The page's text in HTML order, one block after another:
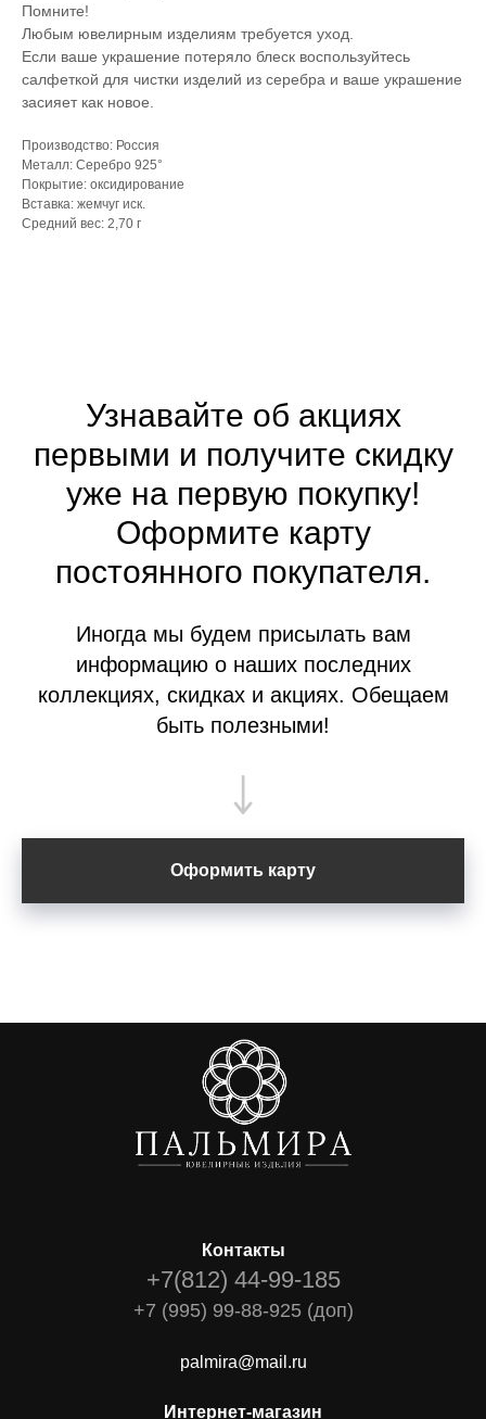
Помните!
Любым ювелирным изделиям требуется уход.
Если ваше украшение потеряло блеск воспользуйтесь
салфеткой для чистки изделий из серебра и ваше украшение
засияет как новое.
Производство: Россия
Металл: Серебро 925°
Покрытие: оксидирование
Вставка: жемчуг иск.
Средний вес: 2,70 г
Узнавайте об акциях
первыми и получите скидку
уже на первую покупку!
Оформите карту
постоянного покупателя.
Иногда мы будем присылать вам
информацию о наших последних
коллекциях, скидках и акциях. Обещаем
быть полезными!
Оформить карту
Контакты
+7(812) 44-99-185
+7 (995) 99-88-925 (доп)
palmira@mail.ru
Интернет-магазин